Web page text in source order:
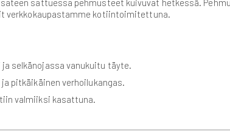
verkkokaupastamme kotiintoimitettuna.
selkänojassa vanukuitu täyte.
pitkäikäinen verhoilukangas.
valmiiksi kasattuna.